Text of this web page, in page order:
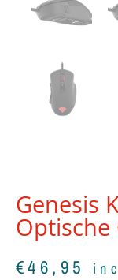
Genesis
Optische
€46,95